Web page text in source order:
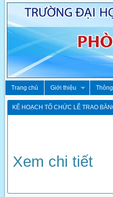
Trang chủ Giới thiệu
KẾ HOẠCH TỔ CHỨC LỄ TRAO
Xem chi tiết